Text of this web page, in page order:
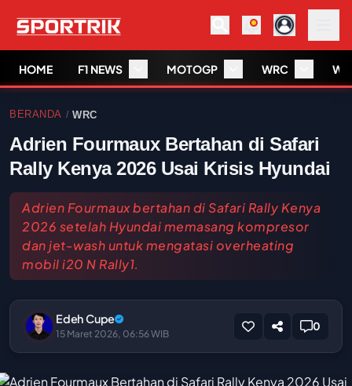
HOME F1 NEWS MOTOGP WRC
BERANDA / WRC
Adrien Fourmaux Bertahan di Safari
Rally Kenya 2026 Usai Krisis Hyundai
Adrien Fourmaux bertahan di Safari Rally Kenya
2026 setelah Hyundai memasang kompresor
dan jet-wash untuk mengatasi overheating
mobil i20 N Rally1.
Edeh Cupe
15 Maret 2026, 06:56 WIB
0